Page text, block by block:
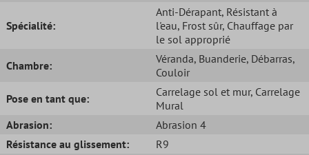
Spécialité:
Anti-Dérapant, Résistant à
l'eau, Frost sûr, Chauffage par
le sol approprié
Chambre:
Véranda, Buanderie, Débarras,
Couloir
Pose en tant que:
Carrelage sol et mur, Carrelage
Mural
Abrasion:
Abrasion 4
Résistance au glissement:
R9